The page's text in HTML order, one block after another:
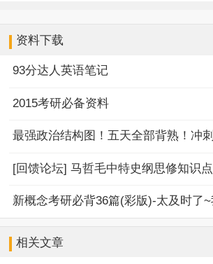
资料下载
93分达人英语笔记
2015考研必备资料
[回馈论坛] 马哲毛中特史纲思修知识
新概念考研必背36篇(彩版)-太及时了
相关文章